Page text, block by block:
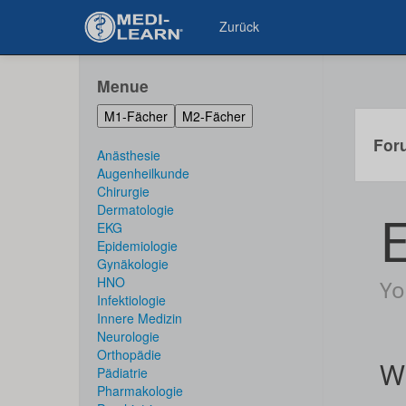
Zurück
Menue
M1-Fächer M2-Fächer
Anästhesie
Augenheilkunde
Chirurgie
Dermatologie
EKG
Epidemiologie
Gynäkologie
HNO
Infektiologie
Innere Medizin
Neurologie
Orthopädie
Pädiatrie
Pharmakologie